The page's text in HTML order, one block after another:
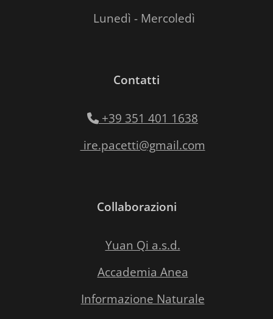
Lunedì - Mercoledì
Contatti
+39 351 401 1638
ire.pacetti@gmail.com
Collaborazioni
Yuan Qi a.s.d.
Accademia Anea
Informazione Naturale